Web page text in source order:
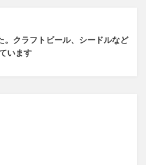
。クラフトビール、シードルなど
います